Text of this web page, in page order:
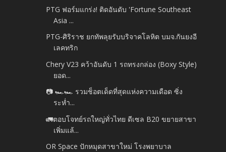
PTG ฟอร์มแกร่ง! ติดอันดับ 'Fortune Southeast
Asia ...
PTG-ศิริราช ยกทัพลุยรับบริจาคโลหิต บมจ.กันยงอี
เลคทริก
Chery V23 คว้าอันดับ 1 รถทรงกล่อง (Boxy Style)
ยอด...
📷 🏎️🏎️ รวมช็อตเด็ดที่สุดแห่งความเดือด ซิ่ง
ระห่ำ...
🚛ตอบโจทย์รถใหญ่ทั่วไทย ดีเซล B20 ขยายสาขา
เพิ่มแล้...
OR Space ปักหมุดสาขาใหม่ โรงพยาบาล